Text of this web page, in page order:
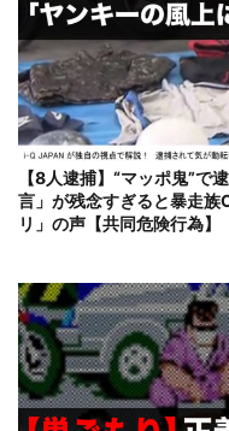
【8人逮捕】“マッポ鬼”で
言」が残念すぎると暴走族
リ」の声【共同危険行為】